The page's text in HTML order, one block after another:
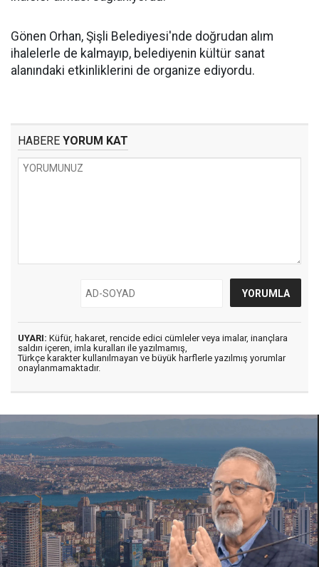
Gönen Orhan, Şişli Belediyesi'nde doğrudan alım
ihalelerle de kalmayıp, belediyenin kültür sanat
alanındaki etkinliklerini de organize ediyordu.
HABERE YORUM KAT
UYARI: Küfür, hakaret, rencide edici cümleler veya imalar, inançlara
saldırı içeren, imla kuralları ile yazılmamış,
Türkçe karakter kullanılmayan ve büyük harflerle yazılmış yorumlar
onaylanmamaktadır.